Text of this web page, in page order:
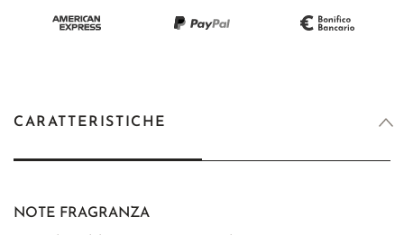
CARATTERISTICHE
NOTE FRAGRANZA